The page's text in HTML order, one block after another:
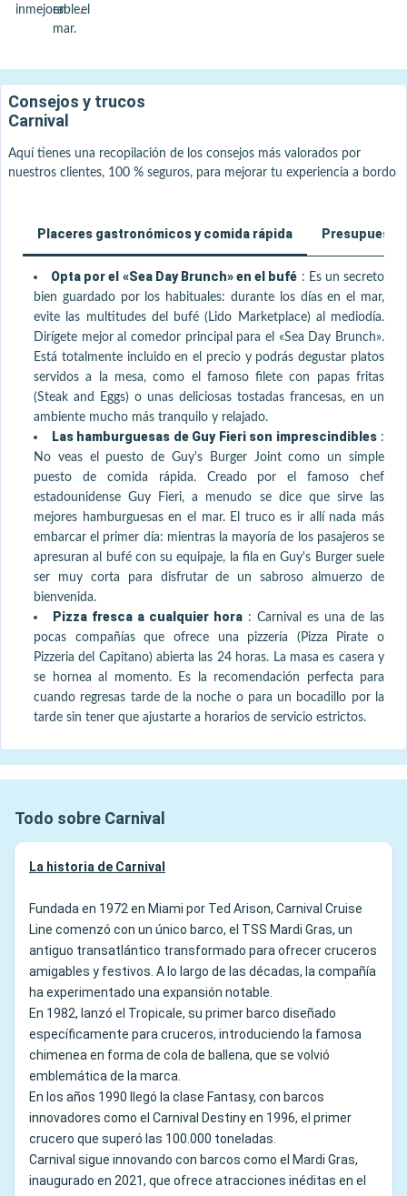
inmejorable.
en el
mar.
Consejos y trucos
Carnival
Aquí tienes una recopilación de los consejos más valorados por
nuestros clientes, 100 % seguros, para mejorar tu experiencia a bordo
Placeres gastronómicos y comida rápida
Opta por el «Sea Day Brunch» en el bufé : Es un secreto
bien guardado por los habituales: durante los días en el mar,
evite las multitudes del bufé (Lido Marketplace) al mediodía.
Dirígete mejor al comedor principal para el «Sea Day Brunch».
Está totalmente incluido en el precio y podrás degustar platos
servidos a la mesa, como el famoso filete con papas fritas
(Steak and Eggs) o unas deliciosas tostadas francesas, en un
ambiente mucho más tranquilo y relajado.
Las hamburguesas de Guy Fieri son imprescindibles :
No veas el puesto de Guy's Burger Joint como un simple
puesto de comida rápida. Creado por el famoso chef
estadounidense Guy Fieri, a menudo se dice que sirve las
mejores hamburguesas en el mar. El truco es ir allí nada más
embarcar el primer día: mientras la mayoría de los pasajeros se
apresuran al bufé con su equipaje, la fila en Guy's Burger suele
ser muy corta para disfrutar de un sabroso almuerzo de
bienvenida.
Pizza fresca a cualquier hora : Carnival es una de las
pocas compañías que ofrece una pizzería (Pizza Pirate o
Pizzeria del Capitano) abierta las 24 horas. La masa es casera y
se hornea al momento. Es la recomendación perfecta para
cuando regresas tarde de la noche o para un bocadillo por la
tarde sin tener que ajustarte a horarios de servicio estrictos.
Todo sobre Carnival
La historia de Carnival
Fundada en 1972 en Miami por Ted Arison, Carnival Cruise
Line comenzó con un único barco, el TSS Mardi Gras, un
antiguo transatlántico transformado para ofrecer cruceros
amigables y festivos. A lo largo de las décadas, la compañía
ha experimentado una expansión notable.
En 1982, lanzó el Tropicale, su primer barco diseñado
específicamente para cruceros, introduciendo la famosa
chimenea en forma de cola de ballena, que se volvió
emblemática de la marca.
En los años 1990 llegó la clase Fantasy, con barcos
innovadores como el Carnival Destiny en 1996, el primer
crucero que superó las 100.000 toneladas.
Carnival sigue innovando con barcos como el Mardi Gras,
inaugurado en 2021, que ofrece atracciones inéditas en el